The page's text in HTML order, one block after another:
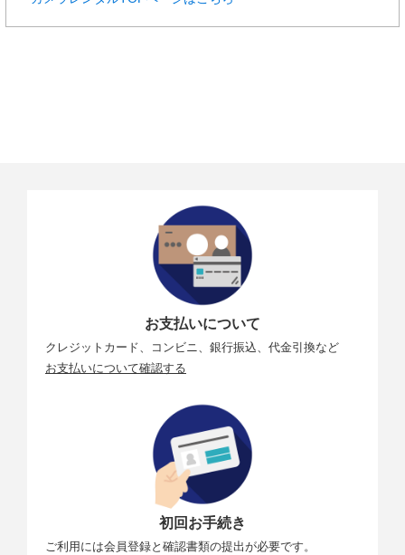
お支払いについて
クレジットカード、コンビニ、銀行振込、代金引換など
お支払いについて確認する
初回お手続き
ご利用には会員登録と確認書類の提出が必要です。